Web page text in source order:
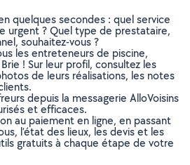
quelques secondes : quel service
urgent ? Quel type de prestataire,
souhaitez-vous ?
les entreteneurs de piscine,
! Sur leur profil, consultez les
de leurs réalisations, les notes
depuis la messagerie AlloVoisins
et efficaces.
au paiement en ligne, en passant
l’état des lieux, les devis et les
gratuits à chaque étape de votre